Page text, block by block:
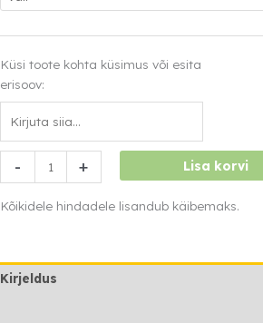
Küsi toote kohta küsimus või esita
erisoov:
-
kott-
tool
+ Lisa korvi
Kõikidele hindadele lisandub käibemaks.
Kirjeldus